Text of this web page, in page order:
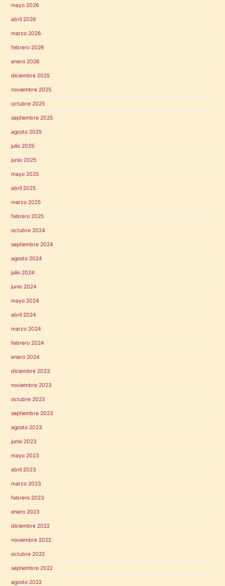
mayo 2026
abril 2026
marzo 2026
febrero 2026
enero 2026
diciembre 2025
noviembre 2025
octubre 2025
septiembre 2025
agosto 2025
julio 2025
junio 2025
mayo 2025
abril 2025
marzo 2025
febrero 2025
octubre 2024
septiembre 2024
agosto 2024
julio 2024
junio 2024
mayo 2024
abril 2024
marzo 2024
febrero 2024
enero 2024
diciembre 2023
noviembre 2023
octubre 2023
septiembre 2023
agosto 2023
junio 2023
mayo 2023
abril 2023
marzo 2023
febrero 2023
enero 2023
diciembre 2022
noviembre 2022
octubre 2022
septiembre 2022
agosto 2022